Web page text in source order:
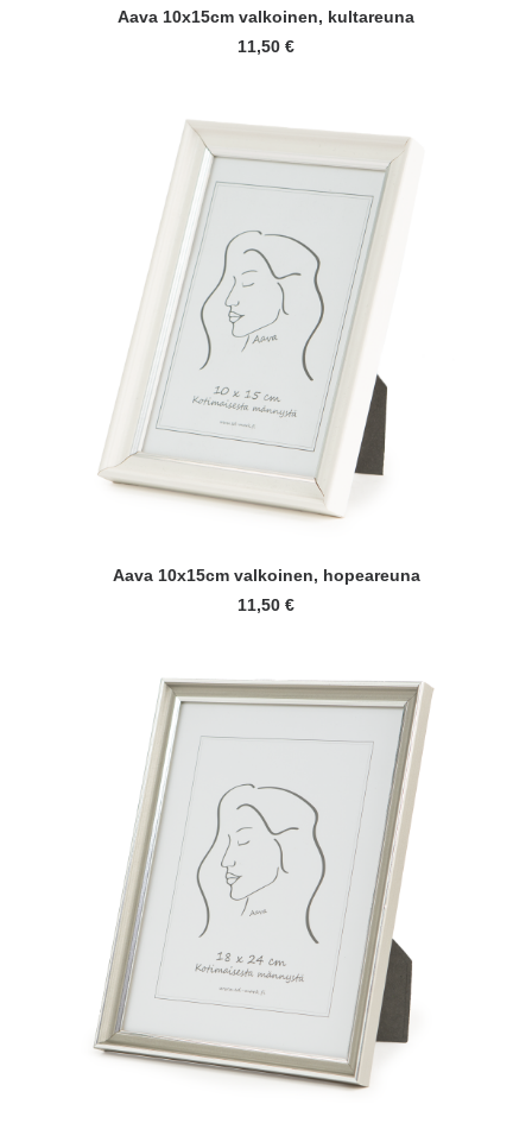
LISÄÄ OSTOSKORIIN
Aava 10x15cm valkoinen, kultareuna
11,50 €
LISÄÄ OSTOSKORIIN
Aava 10x15cm valkoinen, hopeareuna
11,50 €